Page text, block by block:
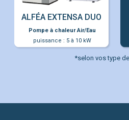
Pompe à chaleur Air/Eau